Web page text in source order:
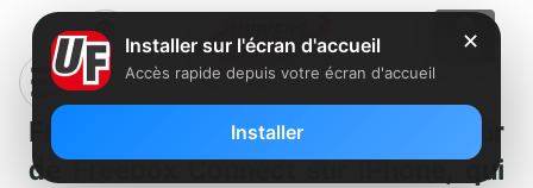
Free lance une nouvelle mise à jour
de Freebox Connect sur iPhone, qui
✕
Installer sur l'écran d'accueil
Accès rapide depuis votre écran d'accueil
Installer